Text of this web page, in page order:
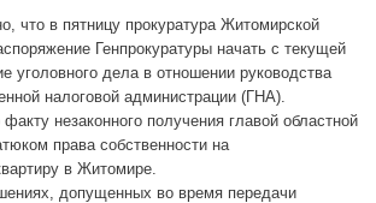
что в пятницу прокуратура Житомирской
Генпрокуратуры начать с текущей
уголовного дела в отношении руководства
налоговой администрации (ГНА).
незаконного получения главой областной
права собственности на
в Житомире.
допущенных во время передачи